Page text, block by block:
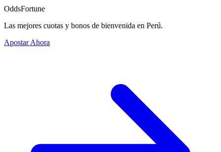
OddsFortune
Las mejores cuotas y bonos de bienvenida en Perú.
Apostar Ahora